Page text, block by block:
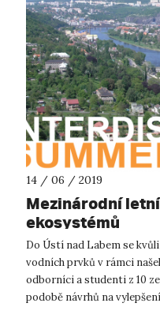
14 / 06 / 2019
Mezinárodní
ekosystémů
Do Ústí nad Labem se
vodních prvků v rámci
odborníci a studenti z 10
podobě návrhů na